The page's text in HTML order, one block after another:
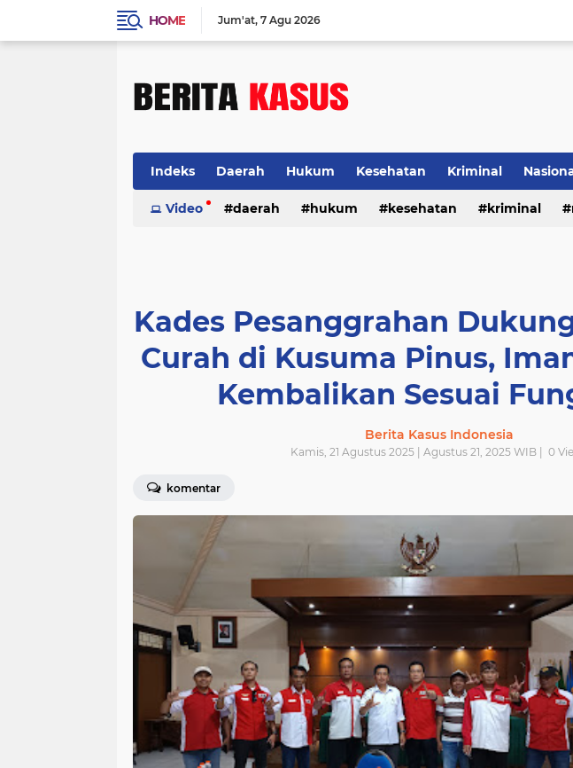
HOME Jum'at 7 Agu 2026
Indeks Daerah Hukum Kesehatan Kriminal
Video daerah hukum kesehatan kriminal
Kades Pesanggrahan
Curah di Kusuma Pinus,
Kembalikan Sesuai
Berita Kasus Indonesia
Kamis, 21 Agustus 2025 | Agustus 21, 2025 WIB | 0
komentar